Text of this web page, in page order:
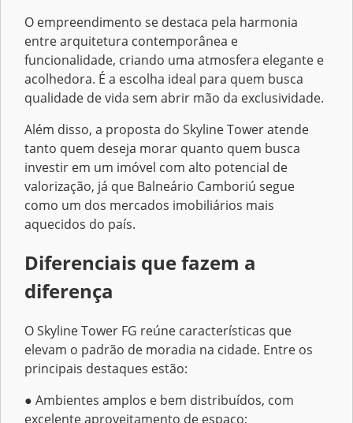
O empreendimento se destaca pela harmonia
entre arquitetura contemporânea e
funcionalidade, criando uma atmosfera elegante e
acolhedora. É a escolha ideal para quem busca
qualidade de vida sem abrir mão da exclusividade.
Além disso, a proposta do Skyline Tower atende
tanto quem deseja morar quanto quem busca
investir em um imóvel com alto potencial de
valorização, já que Balneário Camboriú segue
como um dos mercados imobiliários mais
aquecidos do país.
Diferenciais que fazem a
diferença
O Skyline Tower FG reúne características que
elevam o padrão de moradia na cidade. Entre os
principais destaques estão:
● Ambientes amplos e bem distribuídos, com
excelente aproveitamento de espaço;